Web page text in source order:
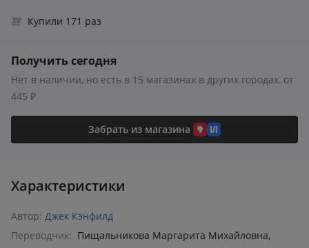
Купили 171 раз
Получить сегодня
Нет в наличии, но есть в 15 магазинах в других городах, от
445 ₽
Забрать из магазина
Характеристики
Автор: Джек Кэнфилд
Переводчик: Пищальникова Маргарита Михайловна,